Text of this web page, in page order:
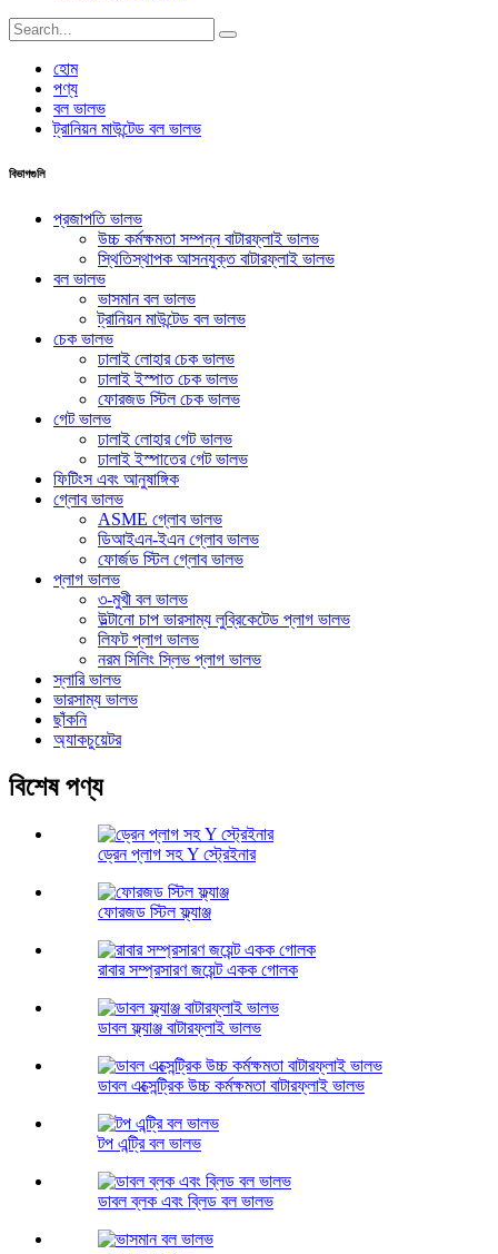
হোম
পণ্য
বল ভালভ
ট্রানিয়ন মাউন্টেড বল ভালভ
বিভাগগুলি
প্রজাপতি ভালভ
উচ্চ কর্মক্ষমতা সম্পন্ন বাটারফ্লাই ভালভ
স্থিতিস্থাপক আসনযুক্ত বাটারফ্লাই ভালভ
বল ভালভ
ভাসমান বল ভালভ
ট্রানিয়ন মাউন্টেড বল ভালভ
চেক ভালভ
ঢালাই লোহার চেক ভালভ
ঢালাই ইস্পাত চেক ভালভ
ফোরজড স্টিল চেক ভালভ
গেট ভালভ
ঢালাই লোহার গেট ভালভ
ঢালাই ইস্পাতের গেট ভালভ
ফিটিংস এবং আনুষাঙ্গিক
গ্লোব ভালভ
ASME গ্লোব ভালভ
ডিআইএন-ইএন গ্লোব ভালভ
ফোর্জড স্টিল গ্লোব ভালভ
প্লাগ ভালভ
৩-মুখী বল ভালভ
উল্টানো চাপ ভারসাম্য লুব্রিকেটেড প্লাগ ভালভ
লিফট প্লাগ ভালভ
নরম সিলিং স্লিভ প্লাগ ভালভ
স্লারি ভালভ
ভারসাম্য ভালভ
ছাঁকনি
অ্যাকচুয়েটর
বিশেষ পণ্য
ড্রেন প্লাগ সহ Y স্ট্রেইনার
ফোরজড স্টিল ফ্ল্যাঞ্জ
রাবার সম্প্রসারণ জয়েন্ট একক গোলক
ডাবল ফ্ল্যাঞ্জ বাটারফ্লাই ভালভ
ডাবল এক্সেন্ট্রিক উচ্চ কর্মক্ষমতা বাটারফ্লাই ভালভ
টপ এন্ট্রি বল ভালভ
ডাবল ব্লক এবং ব্লিড বল ভালভ